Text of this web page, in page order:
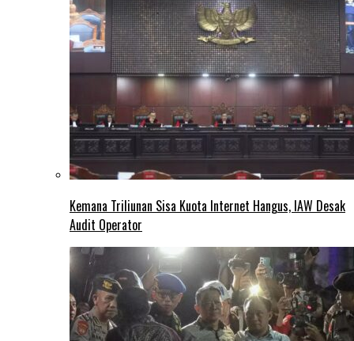
Kemana Triliunan Sisa Kuota Internet Hangus, IAW Desak
Audit Operator